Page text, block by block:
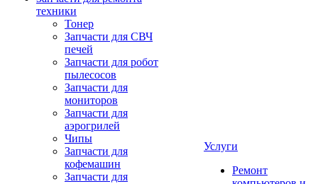
техники
Тонер
Запчасти для СВЧ
печей
Запчасти для робот
пылесосов
Запчасти для
мониторов
Запчасти для
аэрогрилей
Чипы
Запчасти для
кофемашин
Запчасти для
Услуги
Ремонт